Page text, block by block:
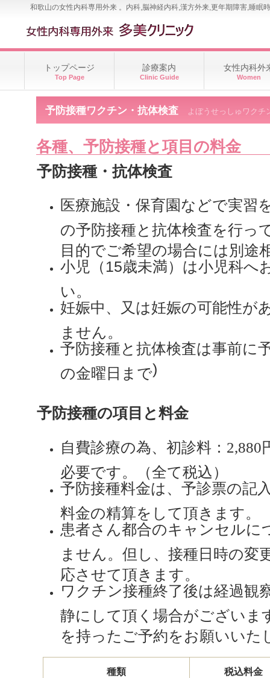
和歌山の女性内科専用外来 。内科,脳神経内科,漢方外来,更年期障害,睡
予防接種ワクチン・抗体検査 よぼうせっしゅワクチ
各種、予防接種と項目の料金
予防接種・抗体検査
医療施設・保育園などで実習
の予防接種と抗体検査を行っ
目的でご希望の場合には別途
小児（ 15歳未満）は小児科へ
い。
妊娠中、又は妊娠の可能性が
ません。
予防接種と抗体検査は事前に
の金曜日まで)
予防接種の項目と料金
自費診療の為、初診料：
必要です。（全て税込）
予防接種料金は、予診票の記
料金の精算をして頂きます。
患者さん都合のキャンセルに
ません。但し、接種日時の変
応させて頂きます。
ワクチン接種終了後は経過観
静にして頂く場合がございま
を持ったご予約をお願いいた
種類 税込料金
トップページ
Top Page
診療案内
Clinic Guide
女性内科外
Women